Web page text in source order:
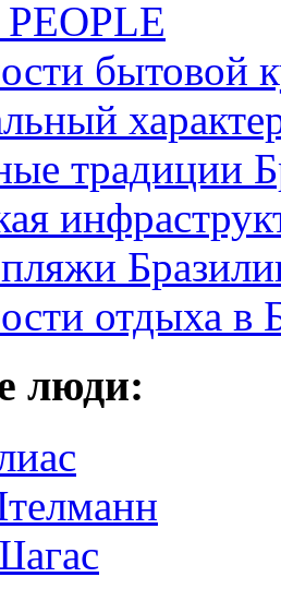
бытовой
традиции
отдыха в
люди: